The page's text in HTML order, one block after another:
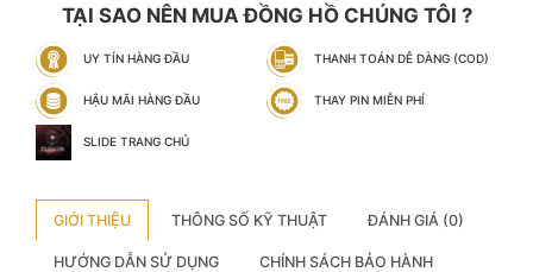
TẠI SAO NÊN MUA ĐỒNG HỒ CHÚNG TÔI ?
UY TÍN HÀNG ĐẦU THANH TOÁN DỄ DÀNG (COD)
HẬU MÃI HÀNG ĐẦU THAY PIN MIỄN PHÍ
SLIDE TRANG CHỦ
GIỚI THIỆU THÔNG SỐ KỸ THUẬT ĐÁNH GIÁ (0)
HƯỚNG DẪN SỬ DỤNG CHÍNH SÁCH BẢO HÀNH